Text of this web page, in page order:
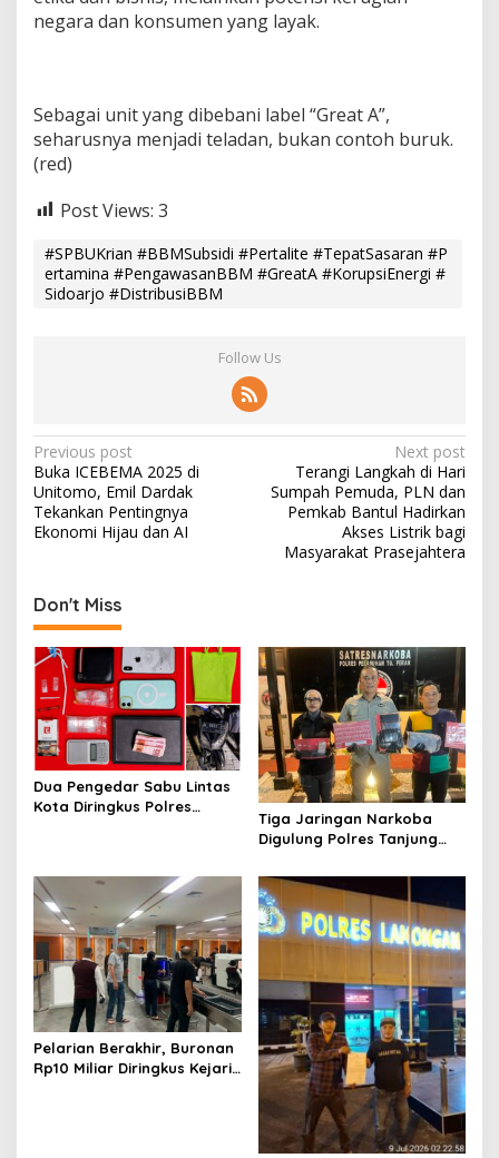
negara dan konsumen yang layak.
Sebagai unit yang dibebani label “Great A”,
seharusnya menjadi teladan, bukan contoh buruk.
(red)
Post Views: 3
#SPBUKrian #BBMSubsidi #Pertalite #TepatSasaran #P
ertamina #PengawasanBBM #GreatA #KorupsiEnergi #
Sidoarjo #DistribusiBBM
Follow Us
P
o
s
a
v
i
g
a
t
i
Previous post
Buka ICEBEMA 2025 di
Unitomo, Emil Dardak
Tekankan Pentingnya
Ekonomi Hijau dan AI
Next post
Terangi Langkah di Hari
Sumpah Pemuda, PLN dan
Pemkab Bantul Hadirkan
Akses Listrik bagi
Masyarakat Prasejahtera
Don't Miss
Dua Pengedar Sabu Lintas
Kota Diringkus Polres
Tiga Jaringan Narkoba
Digulung Polres Tanjung
Dibekuk
Pelarian Berakhir, Buronan
Rp10 Miliar Diringkus Kejari